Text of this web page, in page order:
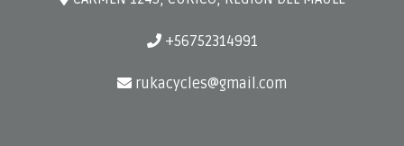
+56752314991
rukacycles@gmail.com